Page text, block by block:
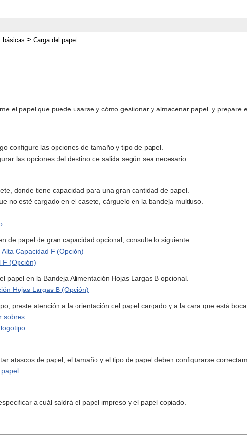
básicas > Carga del papel
el papel que puede usarse y cómo gestionar y almacenar papel, y prepare
configure las opciones de tamaño y tipo de papel.
las opciones del destino de salida según sea necesario.
donde tiene capacidad para una gran cantidad de papel.
no esté cargado en el casete, cárguelo en la bandeja multiuso.
de papel de gran capacidad opcional, consulte lo siguiente:
Capacidad F (Opción)
F (Opción)
papel en la Bandeja Alimentación Hojas Largas B opcional.
Hojas Largas B (Opción)
preste atención a la orientación del papel cargado y a la cara que está boca
sobres
atascos de papel, el tamaño y el tipo de papel deben configurarse
papel
a cuál saldrá el papel impreso y el papel copiado.